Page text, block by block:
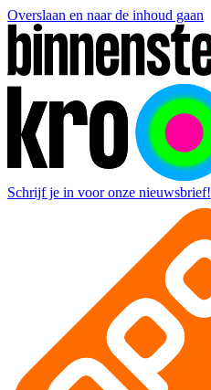
Overslaan en naar de inhoud gaan
Schrijf je in voor onze nieuwsbrief!